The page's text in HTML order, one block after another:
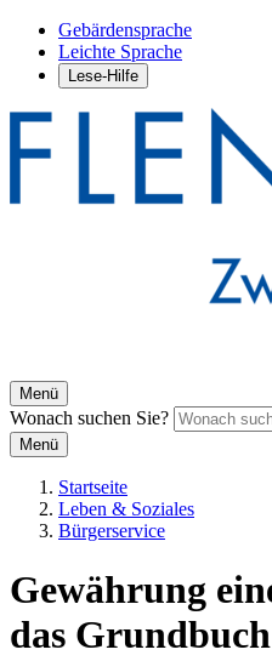
Gebärdensprache
Leichte Sprache
Lese-Hilfe
Menü
Wonach suchen Sie?
Menü
Startseite
Leben & Soziales
Bürgerservice
Gewährung
das Grundbuch